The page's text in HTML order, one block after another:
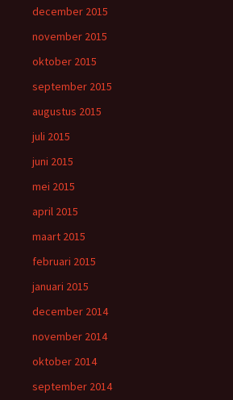
december 2015
november 2015
oktober 2015
september 2015
augustus 2015
juli 2015
juni 2015
mei 2015
april 2015
maart 2015
februari 2015
januari 2015
december 2014
november 2014
oktober 2014
september 2014